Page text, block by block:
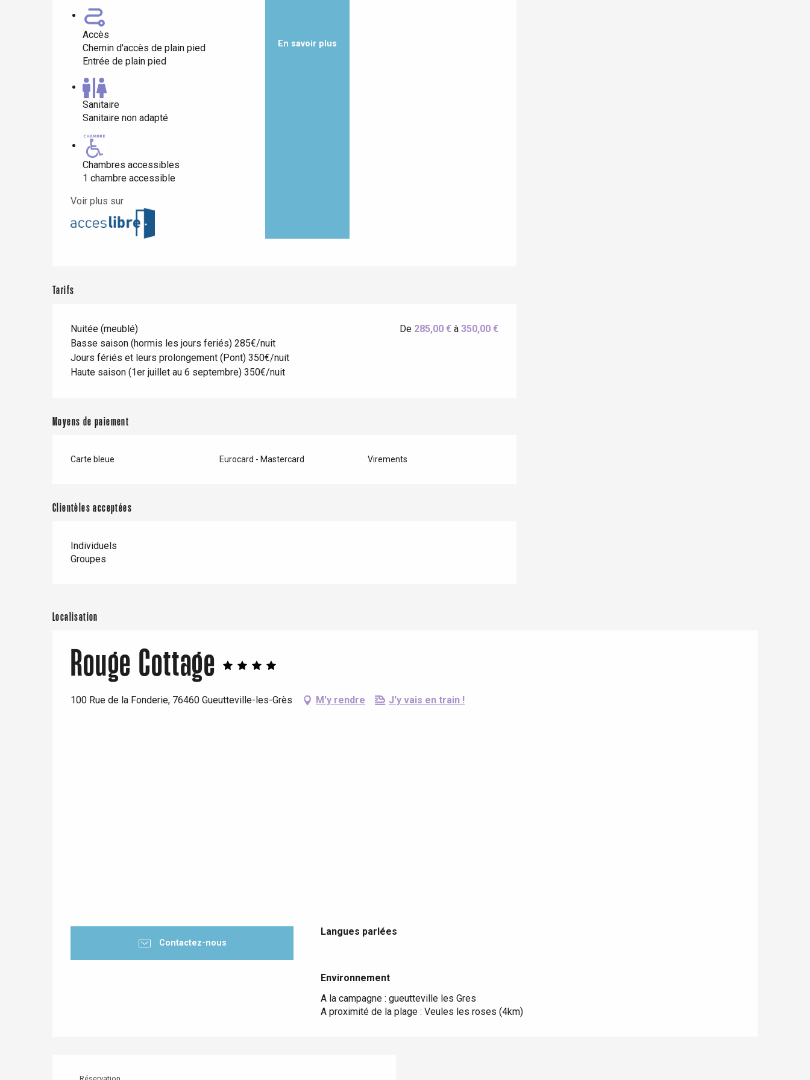
Accès
Chemin d'accès de plain pied
Entrée de plain pied
Sanitaire
Sanitaire non adapté
Chambres accessibles
1 chambre accessible
Voir plus sur
En savoir plus
Tarifs
Nuitée (meublé) De 285,00 € à350,00 €
Basse saison (hormis les jours feriés) 285€/nuit
Jours fériés et leurs prolongement (Pont) 350€/nuit
Haute saison (1er juillet au 6 septembre) 350€/nuit
Moyens de paiement
Carte bleue Eurocard - Mastercard Virements
Clientèles acceptées
Individuels
Groupes
Localisation
Rouge Cottage
100 Rue de la Fonderie, 76460 Gueutteville-les-Grès M'y rendre J'y vais en train !
Contactez-nous
Langues parlées
Langues parlées
Environnement
Environnement
A la campagne : gueutteville les Gres
A proximité de la plage : Veules les roses (4km)